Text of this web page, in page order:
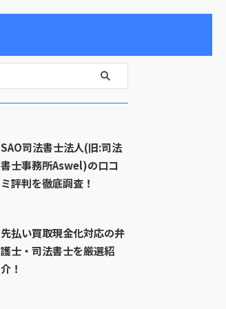
SAO司法書士法人(旧:司法
書士事務所Aswel)の口コ
ミ評判を徹底調査！
先払い買取現金化対応の弁
護士・司法書士を厳選紹
介！